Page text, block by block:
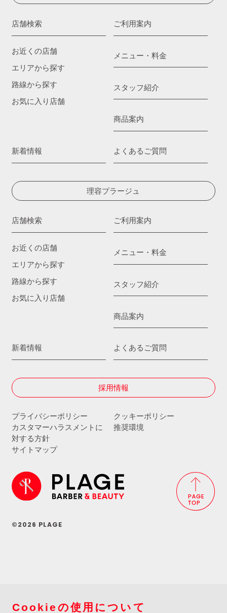
店舗検索
お近くの店舗
エリアから探す
路線から探す
お気に入り店舗
ご利用案内
メニュー・料金
スタッフ紹介
商品案内
新着情報 よくあるご質問
理容プラージュ
店舗検索
お近くの店舗
エリアから探す
路線から探す
お気に入り店舗
ご利用案内
メニュー・料金
スタッフ紹介
商品案内
新着情報 よくあるご質問
採用情報
プライバシーポリシー
クッキーポリシー
カスタマーハラスメントに
対する方針
推奨環境
サイトマップ
©2026 PLAGE
Cookieの使用について